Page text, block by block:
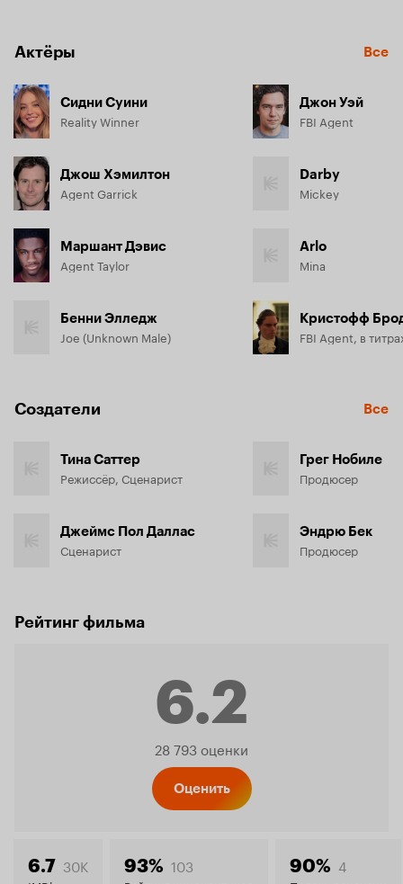
Актёры Все
Сидни Суини
Reality Winner
Джош Хэмилтон
Agent Garrick
Маршант Дэвис
Agent Taylor
Бенни Элледж
Joe (Unknown Male)
Джон Уэй
FBI Agent
Darby
Mickey
Arlo
Mina
Кристофф
FBI Agent, в
Создатели Все
Тина Саттер
Режиссёр, Сценарист
Джеймс Пол Даллас
Сценарист
Грег Нобиле
Продюсер
Эндрю Бек
Продюсер
Рейтинг фильма
6.2
Рейтинг
28 793 оценки
Оценить
6.7 30K 93% 103 90% 4